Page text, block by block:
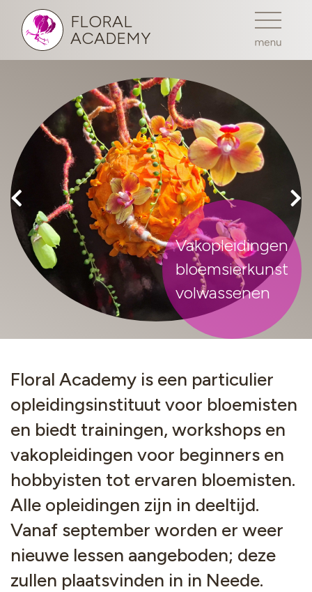
FLORAL
ACADEMY
Vakopleidingen
bloemsierkunst
volwassenen
Floral Academy is een particulier
opleidingsinstituut voor bloemisten
en biedt trainingen, workshops en
vakopleidingen voor beginners en
hobbyisten tot ervaren bloemisten.
Alle opleidingen zijn in deeltijd.
Vanaf september worden er weer
nieuwe lessen aangeboden; deze
zullen plaatsvinden in in Neede.